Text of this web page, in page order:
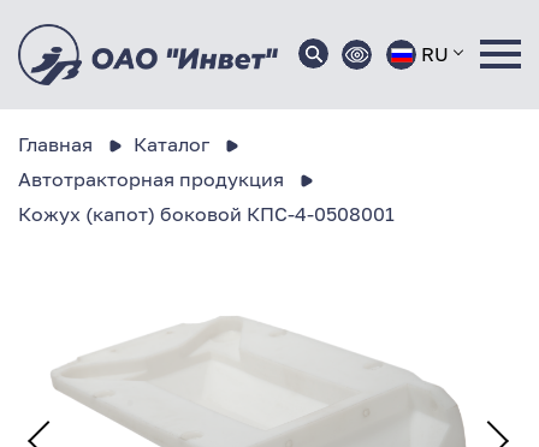
RU
Главная
Каталог
Автотракторная продукция
Кожух (капот) боковой КПС-4-0508001